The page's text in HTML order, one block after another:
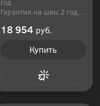
Гарантия на швы 2 года
18 954 руб.
Купить